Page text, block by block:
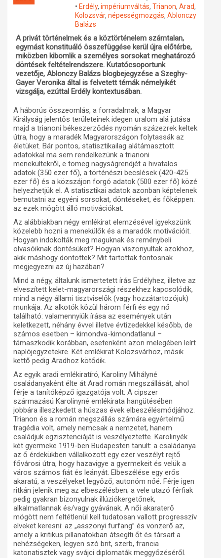
Műhelymunkák
• Erdély, impériumváltás, Trianon, Arad,
Kolozsvár, népességmozgás, Ablonczy
Balázs
A privát történelmek és a köztörténelem számtalan,
egymást konstituáló összefüggése kerül újra előtérbe,
miközben kibomlik a személyes sorsokat meghatározó
döntések feltételrendszere. Kutatócsoportunk
vezetője, Ablonczy Balázs blogbejegyzése a Szeghy-
Gayer Veronika által is felvetett témák némelyikét
vizsgálja, ezúttal Erdély kontextusában.
A háborús összeomlás, a forradalmak, a Magyar
Királyság jelentős területeinek idegen uralom alá jutása
majd a trianoni békeszerződés nyomán százezrek keltek
útra, hogy a maradék Magyarországon folytassák az
életüket. Bár pontos, statisztikailag alátámasztott
adatokkal ma sem rendelkezünk a trianoni
menekültekről, e tömeg nagyságrendjét a hivatalos
adatok (350 ezer fő), a történészi becslések (420-425
ezer fő) és a közszájon forgó adatok (500 ezer fő) közé
helyezhetjük el. A statisztikai adatok azonban képtelenek
bemutatni az egyéni sorsokat, döntéseket, és főképpen:
az ezek mögött álló motivációkat.
Az alábbiakban négy emlékirat elemzésével igyekszünk
közelebb hozni a menekülők és a maradók motivációit.
Hogyan indokolták meg maguknak és reménybeli
olvasóiknak döntésüket? Hogyan viszonyultak azokhoz,
akik máshogy döntöttek? Mit tartottak fontosnak
megjegyezni az új hazában?
Mind a négy, általunk ismertetett írás Erdélyhez, illetve az
elveszített kelet-magyarországi részekhez kapcsolódik,
mind a négy állami tisztviselők (vagy hozzátartozójuk)
munkája. Az alkotók közül három férfi és egy nő
található: valamennyiük írása az események után
keletkezett, néhány évvel illetve évtizedekkel később, de
számos esetben – kimondva-kimondatlanul –
támaszkodik korábban, esetenként azon melegében leírt
naplójegyzetekre. Két emlékirat Kolozsvárhoz, másik
kettő pedig Aradhoz kötődik.
Az egyik aradi emlékiratíró, Karoliny Mihályné
családanyaként élte át Arad román megszállását, ahol
férje a tanítóképző igazgatója volt. A cipszer
származású Karolinyné emlékirata hangütésében
jobbára illeszkedett a húszas évek elbeszélésmódjához.
Trianon és a román megszállás számára egyértelmű
tragédia volt, amely nemcsak a nemzetet, hanem
családjuk egzisztenciáját is veszélyeztette. Karolinyék
két gyermeke 1919-ben Budapesten tanult: a családanya
az ő érdekükben vállalkozott egy ezer veszélyt rejtő
fővárosi útra, hogy hazavigye a gyermekeit és velük a
város számos fiát és leányát. Elbeszélése egy erős
akaratú, a veszélyeket legyőző, autonóm nőé. Férje igen
ritkán jelenik meg az elbeszélésben; a vele utazó férfiak
pedig gyakran bizonyulnak illúziókergetőnek,
alkalmatlannak és/vagy gyávának. A női akaraterő
mögött nem feltétlenül kell tudatosan vallott progresszív
elveket keresni: az „asszonyi furfang” és vonzerő az,
amely a kritikus pillanatokban átsegíti őt és társait a
nehézségeken, legyen szó brit, szerb, francia
katonatisztek vagy svájci diplomaták meggyőzéséről.